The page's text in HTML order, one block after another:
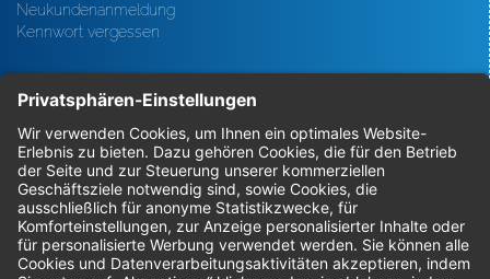
Neukundenanmeldung
Kennwort vergessen
Bestellungen
Sendung verfolgen